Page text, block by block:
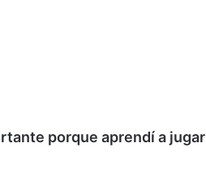
porque aprendí a jugar